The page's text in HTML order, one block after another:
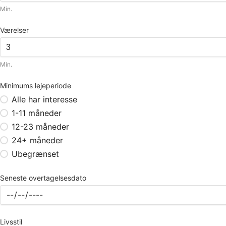
Min.
Værelser
Min.
Minimums lejeperiode
Alle har interesse
1-11 måneder
12-23 måneder
24+ måneder
Ubegrænset
Seneste overtagelsesdato
Livsstil